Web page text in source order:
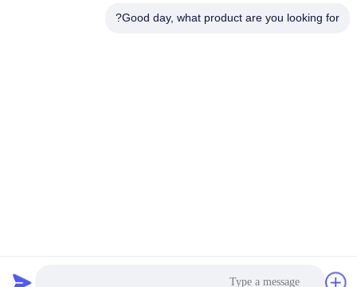
سياسة الخصوصية
Good day, what product are you looking for?